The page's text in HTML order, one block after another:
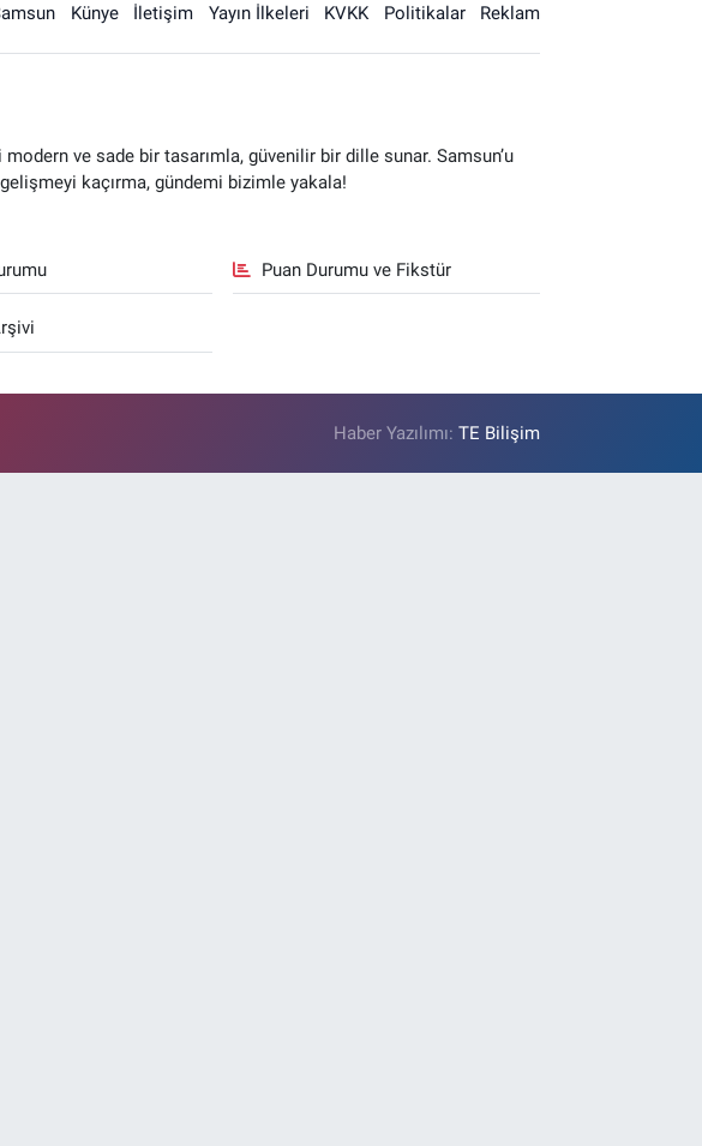
Künye İletişim Yayın İlkeleri KVKK Politikalar Reklam
ve sade bir tasarımla, güvenilir bir dille sunar. Samsun’u
kaçırma, gündemi bizimle yakala!
Puan Durumu ve Fikstür
Haber Yazılımı:TE Bilişim